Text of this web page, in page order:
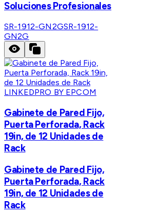
Soluciones Profesionales
SR-1912-GN2GSR-1912-
GN2G
LINKEDPRO BY EPCOM
Gabinete de Pared Fijo,
Puerta Perforada, Rack
19in, de 12 Unidades de
Rack
Gabinete de Pared Fijo,
Puerta Perforada, Rack
19in, de 12 Unidades de
Rack